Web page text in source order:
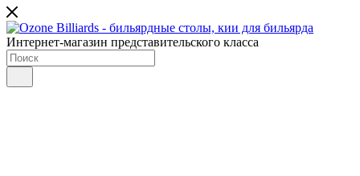
Интернет-магазин представительского класса